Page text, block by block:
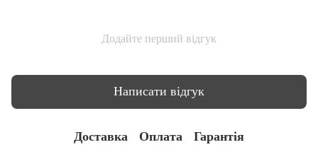
Додайте перший відгук
Написати відгук
Доставка Оплата Гарантія